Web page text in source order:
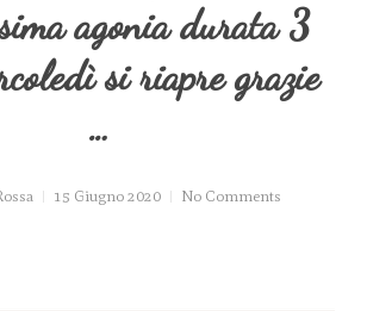
agonia durata 3
si riapre grazie
…
15 Giugno 2020 No Comments